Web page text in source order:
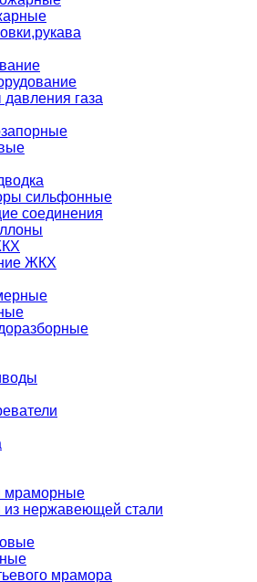
давления газа
сильфонные
соединения
ЖКХ
мраморные
из нержавеющей стали
мрамора